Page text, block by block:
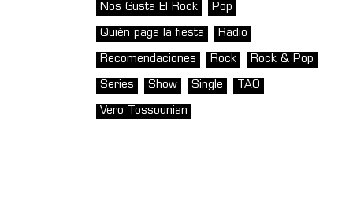
Nos Gusta El Rock Pop
Quién paga la fiesta Radio
Recomendaciones Rock Rock & Pop
Series Show Single TAO
Vero Tossounian